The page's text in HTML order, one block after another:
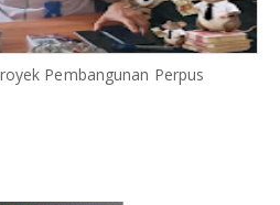
Pembangunan Perpus